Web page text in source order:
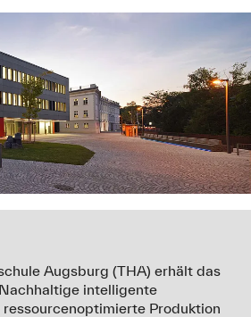
Augsburg (THA) erhält das
intelligente
Produktion